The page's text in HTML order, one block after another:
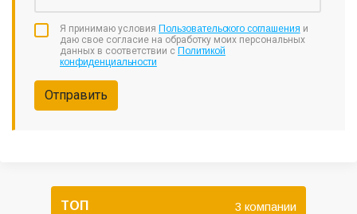
Я принимаю условия Пользовательского соглашения и
даю свое согласие на обработку моих персональных
данных в соответствии с Политикой
конфиденциальности
Отправить
ТОП 3 компании